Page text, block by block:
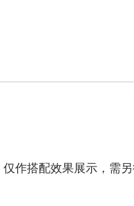
作搭配效果展示，需